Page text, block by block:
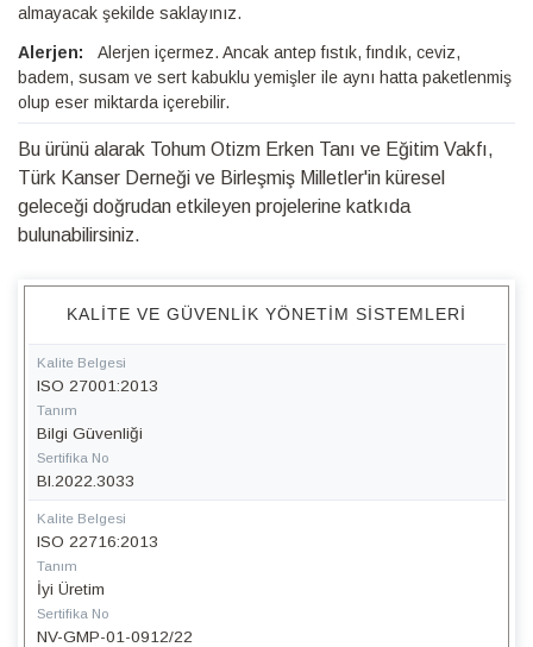
almayacak şekilde saklayınız.
Alerjen içermez. Ancak antep fıstık, fındık, ceviz,
badem, susam ve sert kabuklu yemişler ile aynı hatta paketlenmiş
olup eser miktarda içerebilir.
Bu ürünü alarak Tohum Otizm Erken Tanı ve Eğitim Vakfı,
Türk Kanser Derneği ve Birleşmiş Milletler'in küresel
geleceği doğrudan etkileyen projelerine katkıda
bulunabilirsiniz.
KALITE VE GÜVENLIK YÖNETIM SISTEMLERI
Kalite Belgesi
ISO 27001:2013
Tanım
Bilgi Güvenliği
Sertifika No
BI.2022.3033
Kalite Belgesi
ISO 22716:2013
Tanım
İyi Üretim
Sertifika No
NV-GMP-01-0912/22